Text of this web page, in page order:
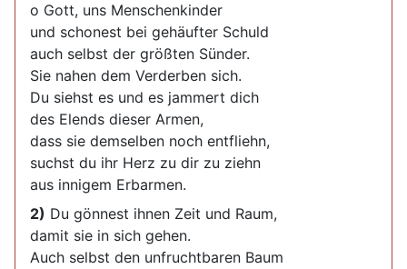
o Gott, uns Menschenkinder
und schonest bei gehäufter Schuld
auch selbst der größten Sünder.
Sie nahen dem Verderben sich.
Du siehst es und es jammert dich
des Elends dieser Armen,
dass sie demselben noch entfliehn,
suchst du ihr Herz zu dir zu ziehn
aus innigem Erbarmen.
2) Du gönnest ihnen Zeit und Raum,
damit sie in sich gehen.
Auch selbst den unfruchtbaren Baum